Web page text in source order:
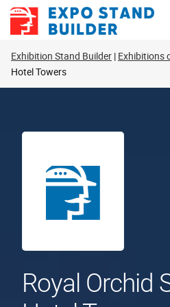
Перейти
Exhibition Stand Builder Exhibitions
Hotel Towers
Royal Orchid